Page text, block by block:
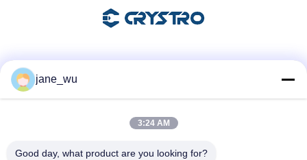
jane_wu
3:24 AM
Good day, what product are you looking for?